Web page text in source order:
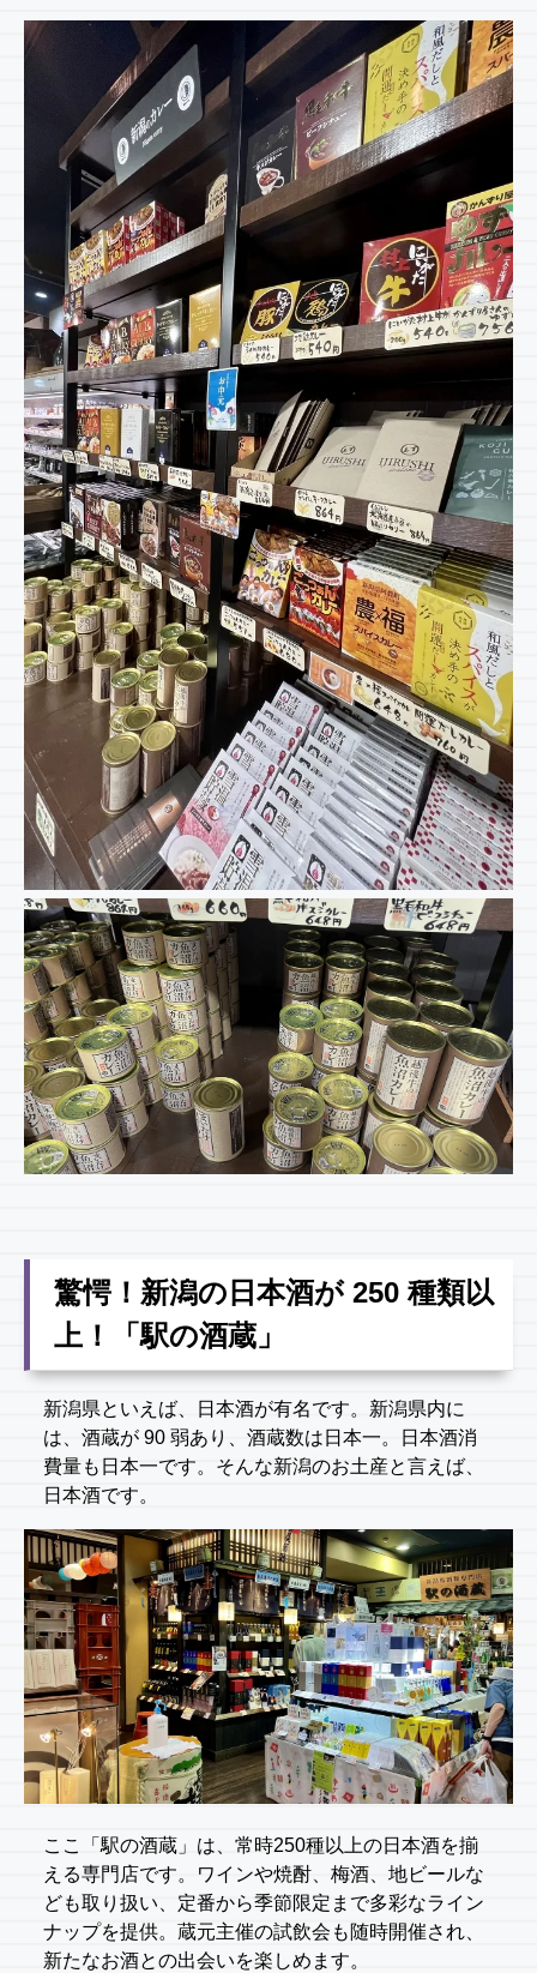
驚愕！新潟の日本酒が 250 種類以
上！「駅の酒蔵」
新潟県といえば、日本酒が有名です。新潟県内に
は、酒蔵が 90 弱あり、酒蔵数は日本一。日本酒消
費量も日本一です。そんな新潟のお土産と言えば、
日本酒です。
ここ「駅の酒蔵」は、常時250種以上の日本酒を揃
える専門店です。ワインや焼酎、梅酒、地ビールな
ども取り扱い、定番から季節限定まで多彩なライン
ナップを提供。蔵元主催の試飲会も随時開催され、
新たなお酒との出会いを楽しめます。